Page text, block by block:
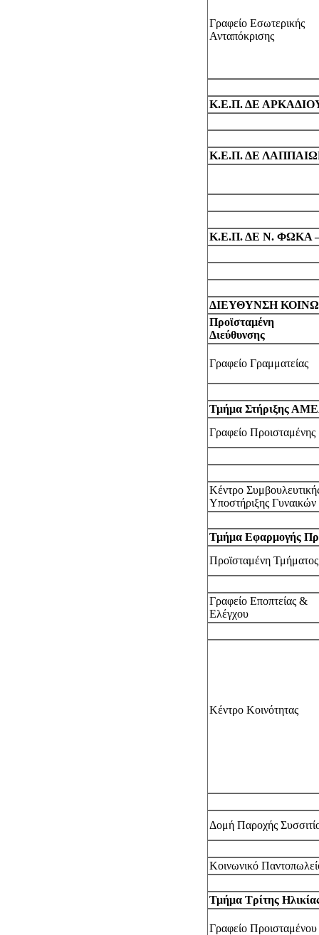
Γραφείο Εσωτερικής
Ανταπόκρισης
Κ.Ε.Π. ΔΕ
Κ.Ε.Π. ΔΕ
Κ.Ε.Π. ΔΕ Ν. ΦΩΚΑ
ΔΙΕΥΘΥΝΣΗ
Προϊσταμένη
Διεύθυνσης
Γραφείο Γραμματείας
Τμήμα Στήριξης
Γραφείο Προισταμένης
Κέντρο
Υποστήριξης Γυναικών
Τμήμα Εφαρμογής
Προϊσταμένη Τμήματος
Γραφείο Εποπτείας &
Ελέγχου
Κέντρο Κοινότητας
Δομή Παροχής
Κοινωνικό
Τμήμα Τρίτης
Γραφείο Προισταμένου